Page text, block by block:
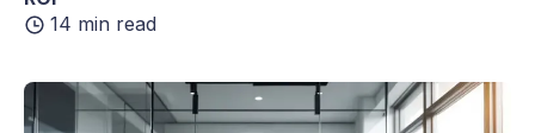
14 min read